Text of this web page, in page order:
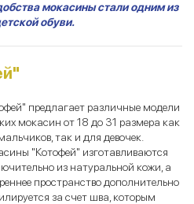
мокасины стали одним из
обуви.
предлагает различные модели
мокасин от 18 до 31 размера как
так и для девочек.
"Котофей" изготавливаются
из натуральной кожи, а
пространство дополнительно
за счет шва, которым